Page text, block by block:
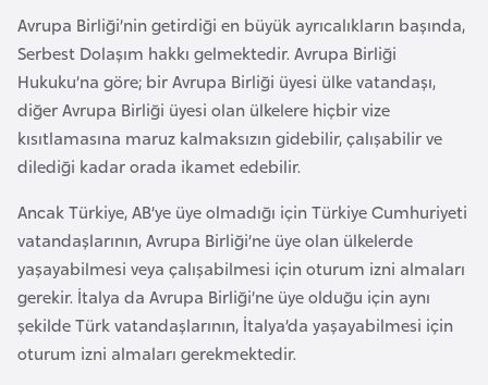
Avrupa Birliği’nin getirdiği en büyük ayrıcalıkların başında,
Serbest Dolaşım hakkı gelmektedir. Avrupa Birliği
Hukuku’na göre; bir Avrupa Birliği üyesi ülke vatandaşı,
diğer Avrupa Birliği üyesi olan ülkelere hiçbir vize
kısıtlamasına maruz kalmaksızın gidebilir, çalışabilir ve
dilediği kadar orada ikamet edebilir.
Ancak Türkiye, AB’ye üye olmadığı için Türkiye Cumhuriyeti
vatandaşlarının, Avrupa Birliği’ne üye olan ülkelerde
yaşayabilmesi veya çalışabilmesi için oturum izni almaları
gerekir. İtalya da Avrupa Birliği’ne üye olduğu için aynı
şekilde Türk vatandaşlarının, İtalya’da yaşayabilmesi için
oturum izni almaları gerekmektedir.
B
e
l
a
r
u
s
B
e
l
ç